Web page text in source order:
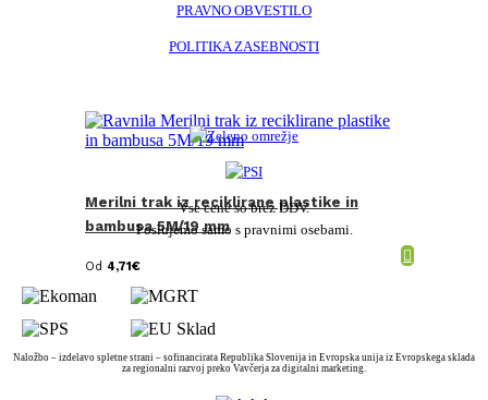
Merilni trak iz reciklirane plastike in
bambusa 5M/19 mm
Od 4,71€
PRAVNO OBVESTILO
POLITIKA ZASEBNOSTI
Vse cene so brez DDV.
Poslujemo samo s pravnimi osebami.
Naložbo – izdelavo spletne strani – sofinancirata Republika Slovenija in Evropska unija iz Evropskega sklada
za regionalni razvoj preko Vavčerja za digitalni marketing.